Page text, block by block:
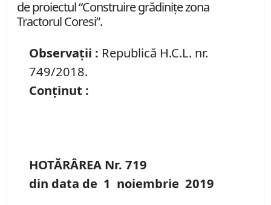
de proiectul “Construire grădinițe zona
Tractorul Coresi”.
Observații : Republică H.C.L. nr.
749/2018.
Conținut :
HOTĂRÂREA Nr. 719
din data de 1 noiembrie 2019